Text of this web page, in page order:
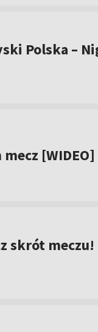
Polska –
[WIDEO]
skrót meczu!